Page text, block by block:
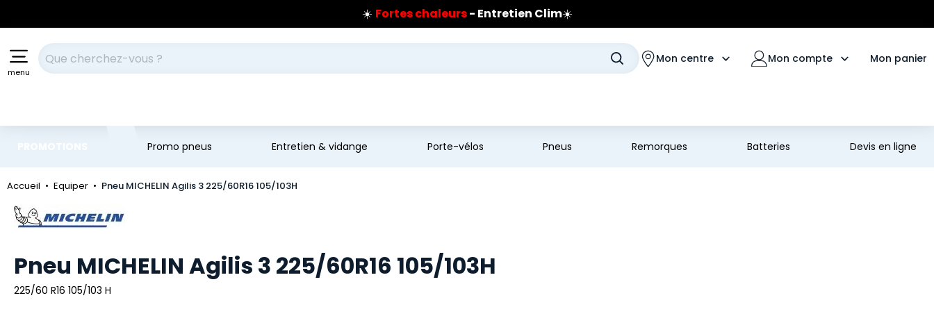
☀️ Fortes chaleurs- Entretien Clim☀️
Prix coûtant pneus Bridgestone
🔥Extincteur :réflexe sécurité🔥
sur les pneus Bridgestone
menu
Votre recherche Mon centre Mon compte Mon panier
Promo pneus Entretien & vidange Porte-vélos Pneus Remorques Batteries Devis en ligne
Accueil Equiper Pneu MICHELIN Agilis 3 225/60R16 105/103H
Marque
Pneu MICHELIN Agilis 3 225/60R16 105/103H
225/60 R16 105/103 H